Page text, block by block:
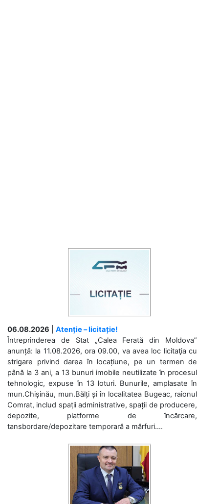
06.08.2026
Atenție – licitație!
Întreprinderea de Stat „Calea Ferată din Moldova”
anunță: la 11.08.2026, ora 09.00, va avea loc licitaţia cu
strigare privind darea în locațiune, pe un termen de
până la 3 ani, a 13 bunuri imobile neutilizate în procesul
tehnologic, expuse în 13 loturi. Bunurile, amplasate în
mun.Chișinău, mun.Bălți și în localitatea Bugeac, raionul
Comrat, includ spații administrative, spații de producere,
depozite, platforme de încărcare,
tansbordare/depozitare temporară a mărfuri....